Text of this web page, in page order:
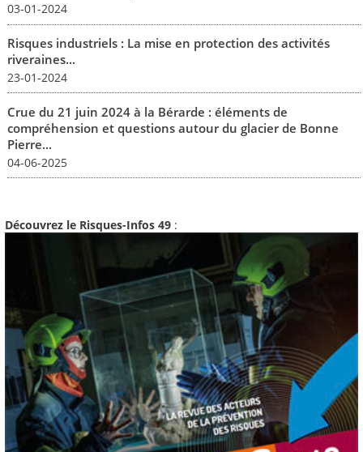
03-01-2024
Risques industriels : La mise en protection des activités
riveraines...
23-01-2024
Crue du 21 juin 2024 à la Bérarde : éléments de
compréhension et questions autour du glacier de Bonne
Pierre...
04-06-2025
Découvrez le Risques-Infos 49 :